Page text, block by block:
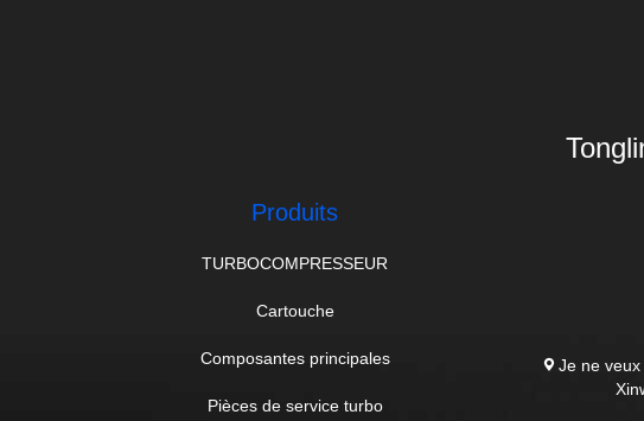
Produits
TURBOCOMPRESSEUR
Cartouche
Composantes principales
Pièces de service turbo
Je ne